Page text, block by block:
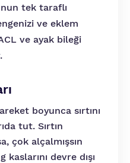
tek taraflı
ve eklem
ve ayak bileği
boyunca sırtını
tut. Sırtın
çok alçalmışsın
devre dışı